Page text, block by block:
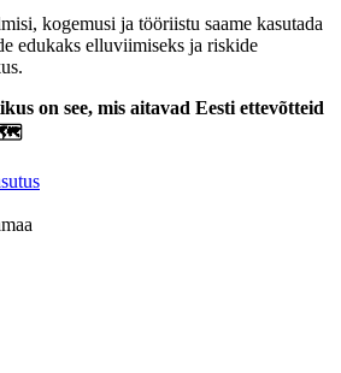
kogemusi ja tööriistu saame kasutada
edukaks elluviimiseks ja riskide
on see, mis aitavad Eesti ettevõtteid
🗺